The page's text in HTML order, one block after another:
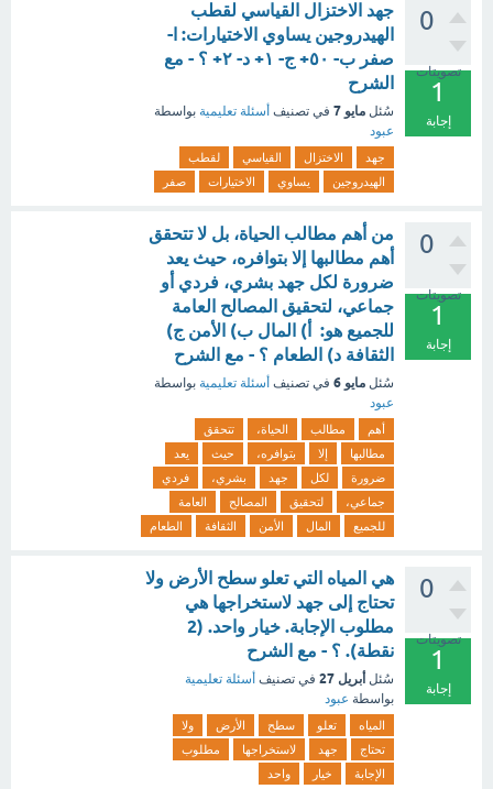
0
تصويتات
1
إجابة
جهد الاختزال القياسي لقطب
الهيدروجين يساوي الاختيارات: ا-
صفر ب- ٥٠+ ج- ۱+ د- ۲+ ؟ - مع
الشرح
سُئل مايو 7 في تصنيف أسئلة تعليمية بواسطة
عبود
جهد الاختزال القياسي
لقطب
الهيدروجين
يساوي الاختيارات صفر
0
تصويتات
1
إجابة
من أهم مطالب الحياة، بل لا تتحقق
أهم مطالبها إلا بتوافره، حيث يعد
ضرورة لكل جهد بشري، فردي أو
جماعي، لتحقيق المصالح العامة
للجميع هو: أ) المال ب) الأمن ج)
الثقافة د) الطعام ؟ - مع الشرح
سُئل مايو 6 في تصنيف أسئلة تعليمية بواسطة
عبود
أهم مطالب الحياة،
تتحقق
مطالبها
إلا بتوافره، حيث
يعد
ضرورة
لكل جهد بشري،
فردي
جماعي،
لتحقيق المصالح
العامة
للجميع
المال الأمن الثقافة الطعام
0
تصويتات
1
إجابة
هي المياه التي تعلو سطح الأرض ولا
تحتاج إلى جهد لاستخراجها هي
مطلوب الإجابة. خيار واحد. (2
نقطة). ؟ - مع الشرح
سُئل أبريل 27 في تصنيف أسئلة تعليمية
بواسطة عبود
المياه تعلو سطح الأرض
ولا
تحتاج
جهد لاستخراجها
مطلوب
الإجابة
خيار واحد